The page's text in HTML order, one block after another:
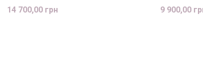
14 700,00 грн 9 900,00